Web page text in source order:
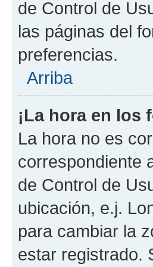
de Control de
las páginas del
preferencias.
Arriba
¡La hora en los
La hora no es
correspondiente
de Control de
ubicación, e.j.
para cambiar la
estar registrado.